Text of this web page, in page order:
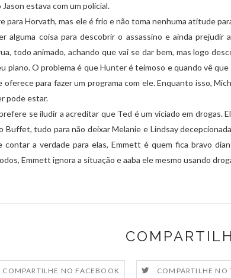
estava com um policial.
para Horvath, mas ele é frio e não toma nenhuma atitude
alguma coisa para descobrir o assassino e ainda prejudir
todo animado, achando que vai se dar bem, mas logo
plano. O problema é que Hunter é teimoso e quando vê
oferece para fazer um programa com ele. Enquanto isso,
pode estar.
se iludir a acreditar que Ted é um viciado em drogas.
Buffet, tudo para não deixar Melanie e Lindsay
contar a verdade para elas, Emmett é quem fica bravo
Emmett ignora a situação e aaba ele mesmo usando
COMPARTILHE NO FACEBOOK COMPARTILHE NO